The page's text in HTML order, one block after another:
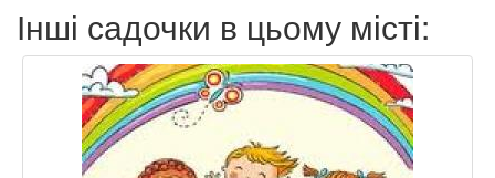
Інші садочки в цьому місті: